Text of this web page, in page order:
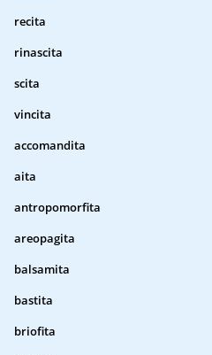
recita
rinascita
scita
vincita
accomandita
aita
antropomorfita
areopagita
balsamita
bastita
briofita